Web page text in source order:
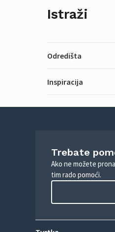
Istraži
Odredišta
Inspiracija
Trebate
Ako ne možete
tim rado pomoći.